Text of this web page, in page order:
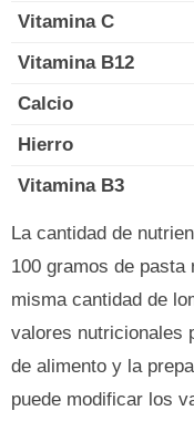
Vitamina C
Vitamina B12
Calcio
Hierro
Vitamina B3
La cantidad de
100 gramos de
misma cantidad de
valores nutricionales
de alimento y la
puede modificar los